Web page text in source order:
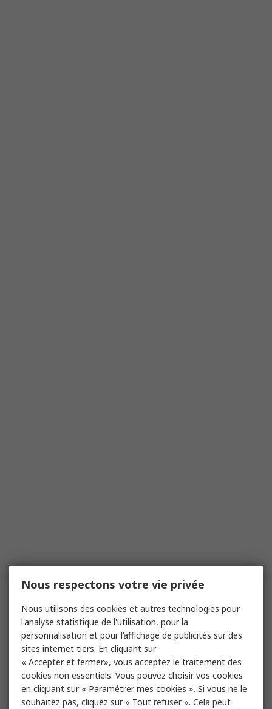
Nous respectons votre vie privée
Nous utilisons des cookies et autres technologies pour
l'analyse statistique de l'utilisation, pour la
personnalisation et pour l’affichage de publicités sur des
sites internet tiers. En cliquant sur
« Accepter et fermer», vous acceptez le traitement des
cookies non essentiels. Vous pouvez choisir vos cookies
en cliquant sur « Paramétrer mes cookies ». Si vous ne le
souhaitez pas, cliquez sur « Tout refuser ». Cela peut